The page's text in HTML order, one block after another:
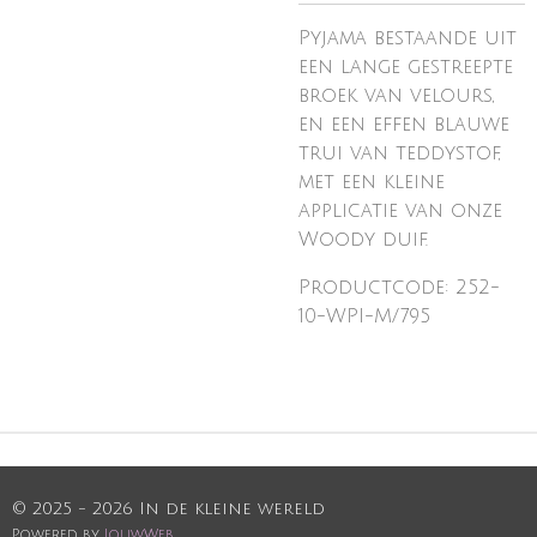
Pyjama bestaande uit
een lange gestreepte
broek van velours,
en een effen blauwe
trui van teddystof,
met een kleine
applicatie van onze
Woody duif.
Productcode: 252-
10-WPI-M/795
© 2025 - 2026 In de kleine wereld